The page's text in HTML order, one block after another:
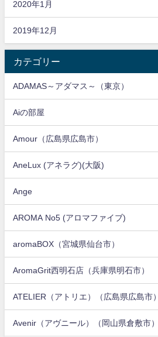
2020年1月
2019年12月
カテゴリー
ADAMAS～アダマス～（東京）
Aiの部屋
Amour（広島県広島市）
AneLux (アネラグ)(大阪)
Ange
AROMA No5 (アロマファイブ)
aromaBOX（宮城県仙台市）
AromaGrit西明石店（兵庫県明石市）
ATELIER（アトリエ）（広島県広島市）
Avenir（アヴニール）（岡山県倉敷市）